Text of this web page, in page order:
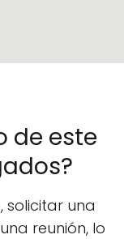
de este
solicitar una
reunión, lo